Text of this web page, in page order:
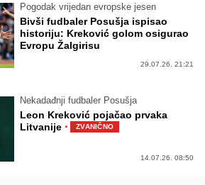
Pogodak vrijedan evropske jesen
Bivši fudbaler Posušja ispisao
historiju: Kreković golom osigurao
Evropu Žalgirisu
29.07.26. 21:21
Nekadađnji fudbaler Posušja
Leon Kreković pojačao prvaka
Litvanije · ZVANIČNO
14.07.26. 08:50